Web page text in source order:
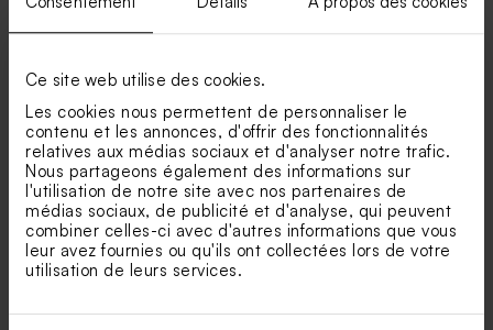
Ce site web utilise des cookies.
Les cookies nous permettent de personnaliser le
contenu et les annonces, d'offrir des fonctionnalités
relatives aux médias sociaux et d'analyser notre trafic.
Nous partageons également des informations sur
l'utilisation de notre site avec nos partenaires de
médias sociaux, de publicité et d'analyse, qui peuvent
combiner celles-ci avec d'autres informations que vous
leur avez fournies ou qu'ils ont collectées lors de votre
utilisation de leurs services.
Moulin à vent baptême beige
et son crayon gris
Petit pot en verre dépoli
baptême sable
Stickers naissance rond
ourson
Sticker autocollant
bonbonnière brindille 4,4
cm